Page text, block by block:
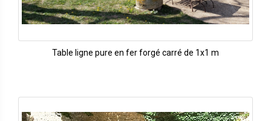
Table ligne pure en fer forgé carré de 1x1 m